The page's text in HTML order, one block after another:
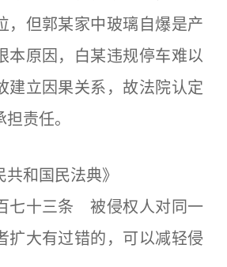
，但郭某家中玻璃自爆是产
本原因，白某违规停车难以
建立因果关系，故法院认定
责任。
和国民法典》
十三条 被侵权人对同一
扩大有过错的，可以减轻侵